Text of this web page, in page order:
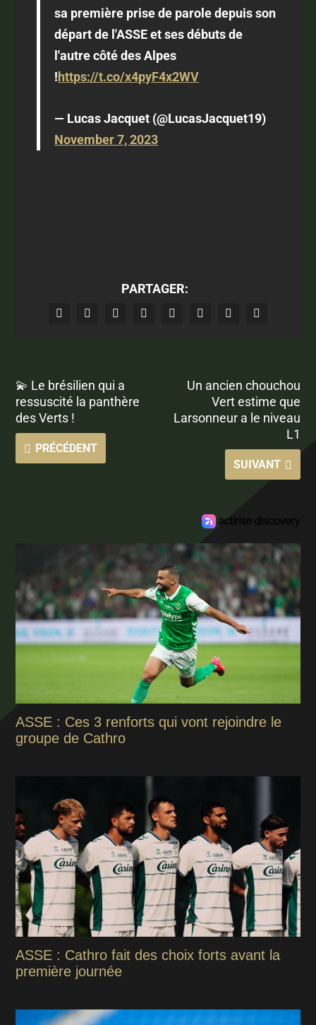
sa première prise de parole depuis son
départ de l'ASSE et ses débuts de
l'autre côté des Alpes
!https://t.co/x4pyF4x2WV
— Lucas Jacquet (@LucasJacquet19)
November 7, 2023
PARTAGER:
💫 Le brésilien qui a
ressuscité la panthère
des Verts !
PRÉCÉDENT
Un ancien chouchou
Vert estime que
Larsonneur a le niveau
L1
SUIVANT
ASSE : Ces 3 renforts qui vont rejoindre le
groupe de Cathro
ASSE : Cathro fait des choix forts avant la
première journée